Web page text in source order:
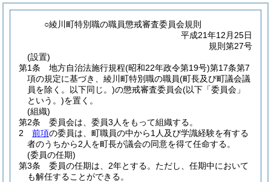
○綾川町特別職の職員懲戒審査委員会規則
平成21年12月25日
規則第27号
(設置)
第1条
地方自治法施行規程(昭和22年政令第19号)第17条第7
項の規定に基づき、綾川町特別職の職員(町長及び町議会議
員を除く。以下同じ。)の懲戒審査委員会(以下「委員会」
という。)を置く。
(組織)
第2条
委員会は、委員3人をもって組織する。
2
前項の委員は、町職員の中から1人及び学識経験を有する
者のうちから2人を町長が議会の同意を得て任命する。
(委員の任期)
第3条
委員の任期は、2年とする。 ただし、任期中において
も解任することができる。